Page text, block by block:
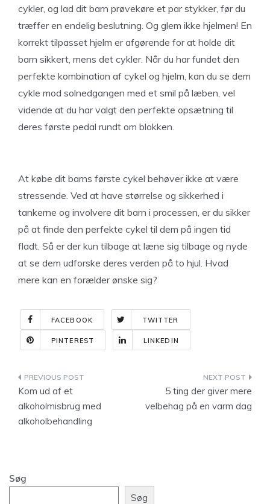
cykler, og lad dit barn prøvekøre et par stykker, før du
træffer en endelig beslutning. Og glem ikke hjelmen! En
korrekt tilpasset hjelm er afgørende for at holde dit
barn sikkert, mens det cykler. Når du har fundet den
perfekte kombination af cykel og hjelm, kan du se dem
cykle mod solnedgangen med et smil på læben, vel
vidende at du har valgt den perfekte opsætning til
deres første pedal rundt om blokken.
At købe dit barns første cykel behøver ikke at være
stressende. Ved at have størrelse og sikkerhed i
tankerne og involvere dit barn i processen, er du sikker
på at finde den perfekte cykel til dem på ingen tid
fladt. Så er der kun tilbage at læne sig tilbage og nyde
at se dem udforske deres verden på to hjul. Hvad
mere kan en forælder ønske sig?
FACEBOOK TWITTER
PINTEREST LINKEDIN
Indlægsnavigation
Kom ud af et
alkoholmisbrug med
alkoholbehandling
5 ting der giver mere
velbehag på en varm dag
Søg
Søg